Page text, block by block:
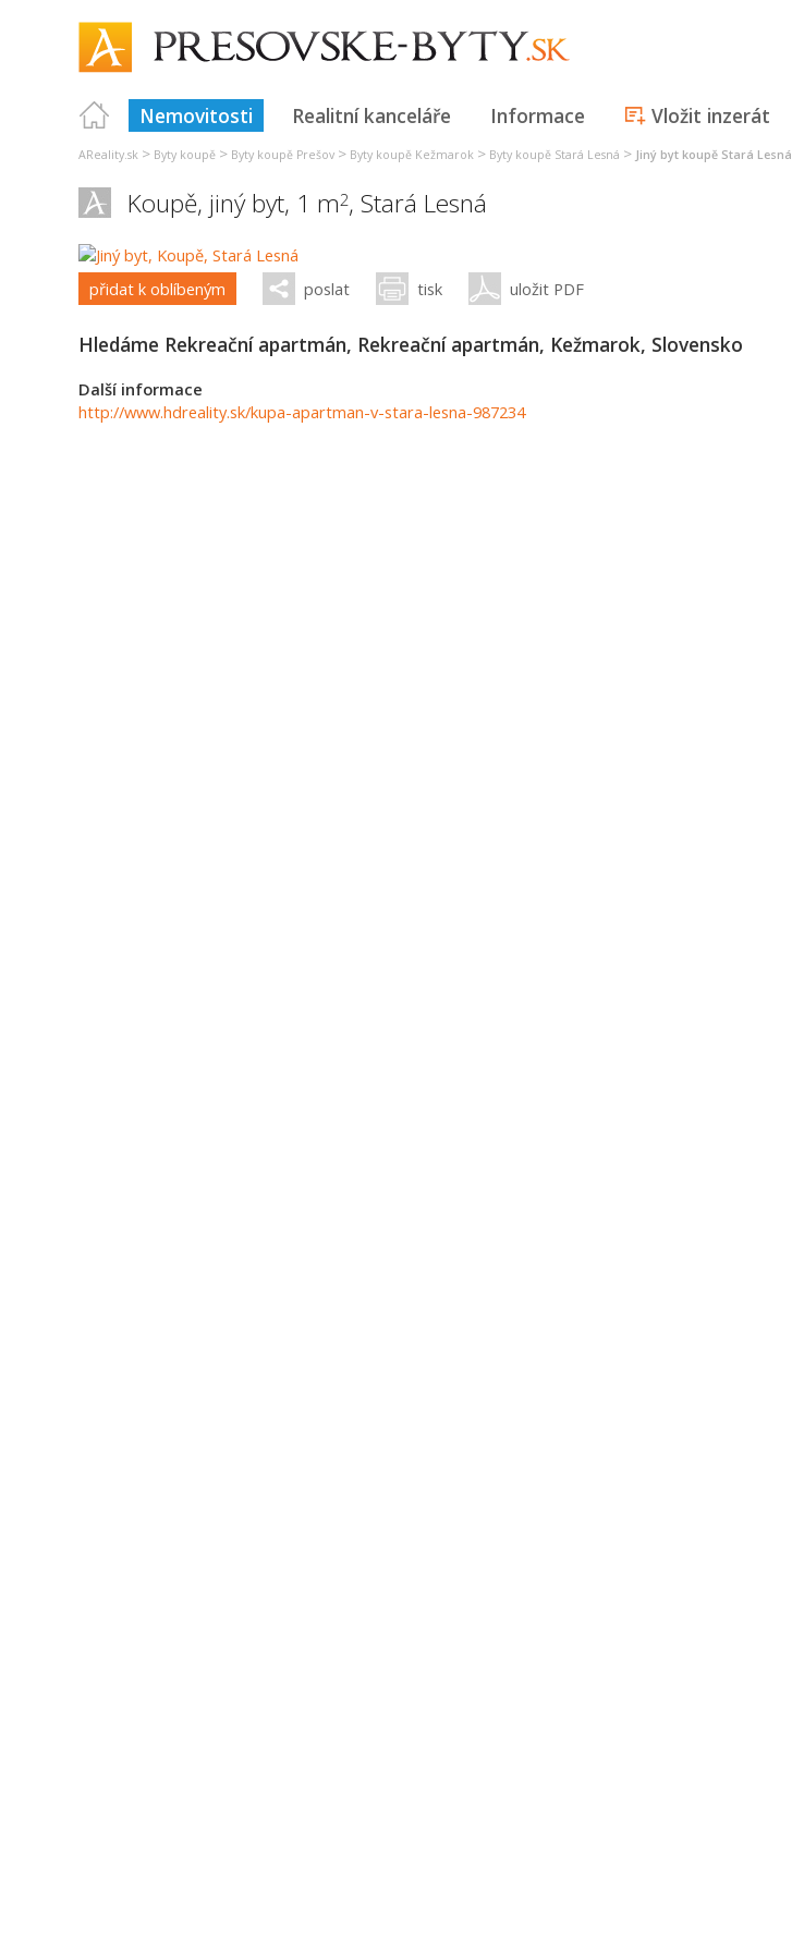
Nemovitosti Realitní kanceláře Informace Vložit inzerát
AReality.sk > Byty koupě > Byty koupě Prešov > Byty koupě Kežmarok > Byty koupě Stará Lesná > Jiný byt koupě Stará Lesná
Koupě, jiný byt, 1 m2, Stará Lesná
přidat k oblíbeným poslat tisk uložit PDF
Hledáme Rekreační apartmán, Rekreační apartmán, Kežmarok, Slovensko
Další informace
http://www.hdreality.sk/kupa-apartman-v-stara-lesna-987234